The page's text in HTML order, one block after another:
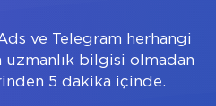
ve Telegram herhangi
bilgisi olmadan
5 dakika içinde.